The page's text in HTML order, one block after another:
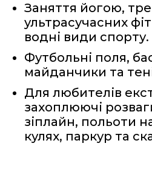
Заняття йогою,
ультрасучасних
водні види спорту.
Футбольні поля,
майданчики та
Для любителів
захоплюючі
зіплайн, польоти
кулях, паркур та